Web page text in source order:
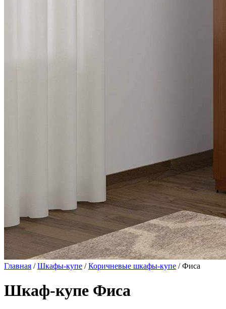
Главная /Шкафы-купе /Коричневые шкафы-купе / Фиса
Шкаф-купе Фиса